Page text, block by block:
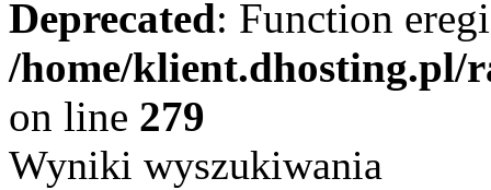
Deprecated: Function
/home/klient.dhosting.pl/
on line 279
Wyniki wyszukiwania